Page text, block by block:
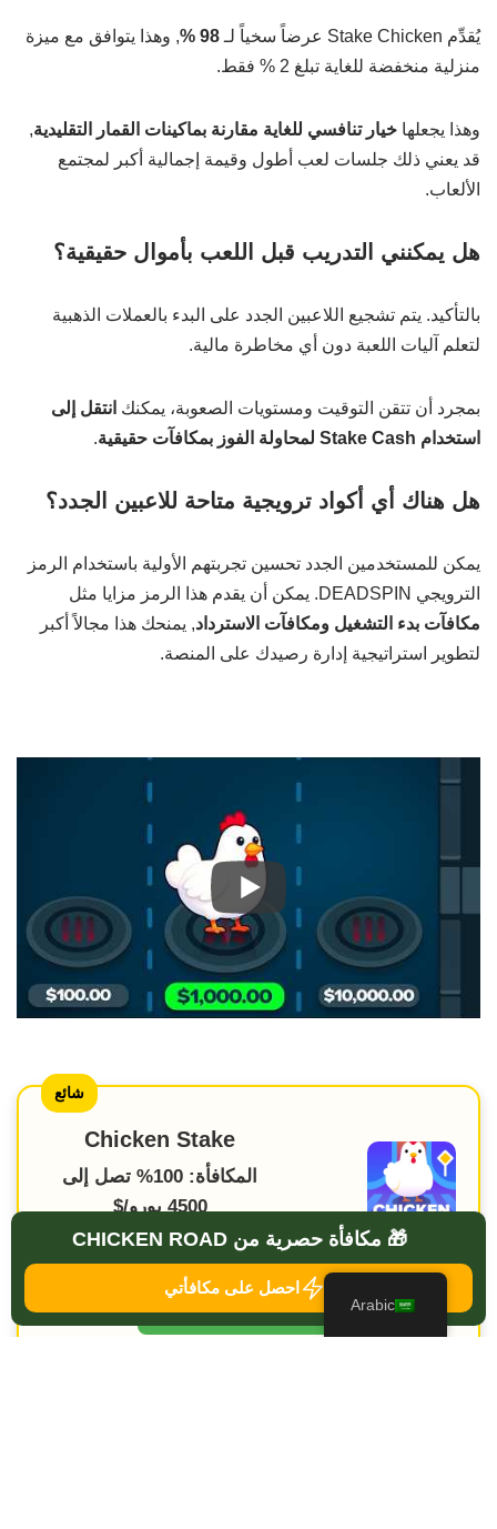
يُقدِّم Stake Chicken عرضاً سخياً لـ 98 %
, وهذا يتوافق مع ميزة
منزلية منخفضة للغاية تبلغ 2 % فقط.
وهذا يجعلها خيار تنافسي للغاية مقارنة بماكينات القمار التقليدية,
قد يعني ذلك جلسات لعب أطول وقيمة إجمالية أكبر لمجتمع
الألعاب.
هل يمكنني التدريب قبل اللعب بأموال حقيقية؟
بالتأكيد. يتم تشجيع اللاعبين الجدد على البدء بالعملات الذهبية
لتعلم آليات اللعبة دون أي مخاطرة مالية.
بمجرد أن تتقن التوقيت ومستويات الصعوبة، يمكنك انتقل إلى
استخدام Stake Cash لمحاولة الفوز بمكافآت حقيقية
.
هل هناك أي أكواد ترويجية متاحة للاعبين الجدد؟
يمكن للمستخدمين الجدد تحسين تجربتهم الأولية باستخدام الرمز
الترويجي DEADSPIN. يمكن أن يقدم هذا الرمز مزايا مثل
مكافآت بدء التشغيل ومكافآت الاسترداد, يمنحك هذا مجالاً أكبر
لتطوير استراتيجية إدارة رصيدك على المنصة.
شائع
Chicken Stake
المكافأة: 100% تصل إلى
4500 يورو/$
★★★★★
استرداد المكافأة Arabic
🎁 مكافأة حصرية من CHICKEN ROAD
احصل على مكافأتي